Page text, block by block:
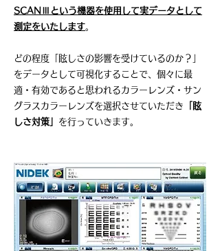
SCANⅢという機器を使用して実データとして
測定をいたします。
どの程度「眩しさの影響を受けているのか？」
をデータとして可視化することで、個々に最
適・有効であると思われるカラーレンズ・サン
グラスカラーレンズを選択させていただき 「眩
しさ対策」 を行っていきます。